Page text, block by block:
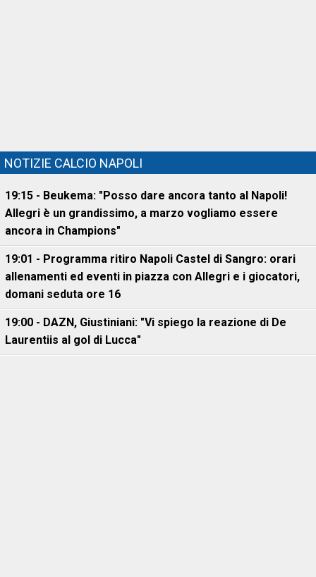
NOTIZIE CALCIO NAPOLI
19:15 - Beukema: "Posso dare ancora tanto al Napoli!
Allegri è un grandissimo, a marzo vogliamo essere
ancora in Champions"
19:01 - Programma ritiro Napoli Castel di Sangro: orari
allenamenti ed eventi in piazza con Allegri e i giocatori,
domani seduta ore 16
19:00 - DAZN, Giustiniani: "Vi spiego la reazione di De
Laurentiis al gol di Lucca"